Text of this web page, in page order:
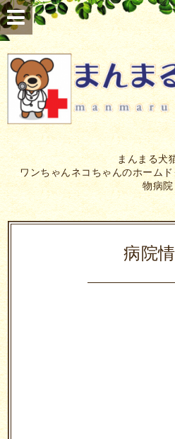
まんまる犬
ワンちゃんネコちゃんのホーム
物病院
病院